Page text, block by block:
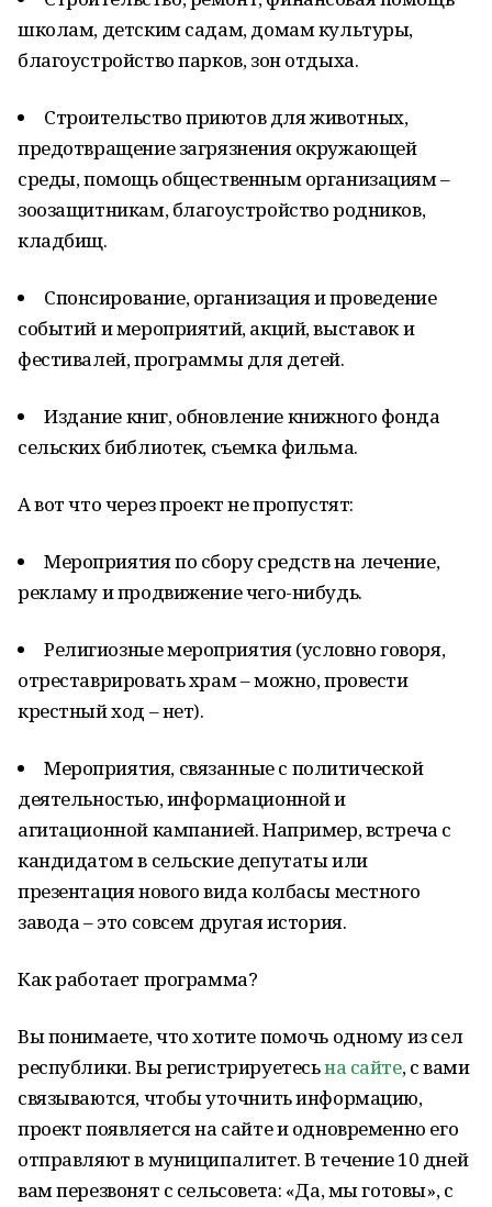
школам, детским садам, домам культуры,
благоустройство парков, зон отдыха.
Строительство приютов для животных,
предотвращение загрязнения окружающей
среды, помощь общественным организациям –
зоозащитникам, благоустройство родников,
кладбищ.
Спонсирование, организация и проведение
событий и мероприятий, акций, выставок и
фестивалей, программы для детей.
Издание книг, обновление книжного фонда
сельских библиотек, съемка фильма.
А вот что через проект не пропустят:
Мероприятия по сбору средств на лечение,
рекламу и продвижение чего-нибудь.
Религиозные мероприятия (условно говоря,
отреставрировать храм – можно, провести
крестный ход – нет).
Мероприятия, связанные с политической
деятельностью, информационной и
агитационной кампанией. Например, встреча с
кандидатом в сельские депутаты или
презентация нового вида колбасы местного
завода – это совсем другая история.
Как работает программа?
Вы понимаете, что хотите помочь одному из сел
республики. Вы регистрируетесьна сайте, с вами
связываются, чтобы уточнить информацию,
проект появляется на сайте и одновременно его
отправляют в муниципалитет. В течение 10 дней
вам перезвонят с сельсовета: «Да, мы готовы», с